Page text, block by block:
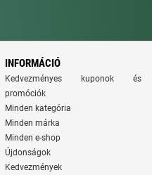
INFORMÁCIÓ
Kedvezményes kuponok és
promóciók
Minden kategória
Minden márka
Minden e-shop
Újdonságok
Kedvezmények